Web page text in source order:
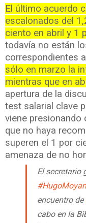
El último acuerdo
escalonados del
ciento en abril y 1
todavía no están
correspondientes
sólo en marzo la
mientras que en
apertura de la
test salarial clave
viene presionando
que no haya
superen el 1 por
amenaza de no
El secretario
encuentro de
cabo en la